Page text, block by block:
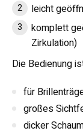
leicht
komplett
Zirkulation)
Die Bedienung
für
großes
dicker